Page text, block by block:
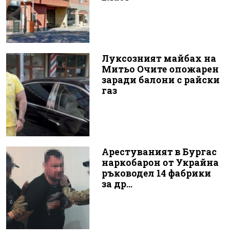
Луксозният майбах на
Митьо Очите опожарен
заради балони с райски
газ
Арестуваният в Бургас
наркобарон от Украйна
ръководел 14 фабрики
за др...